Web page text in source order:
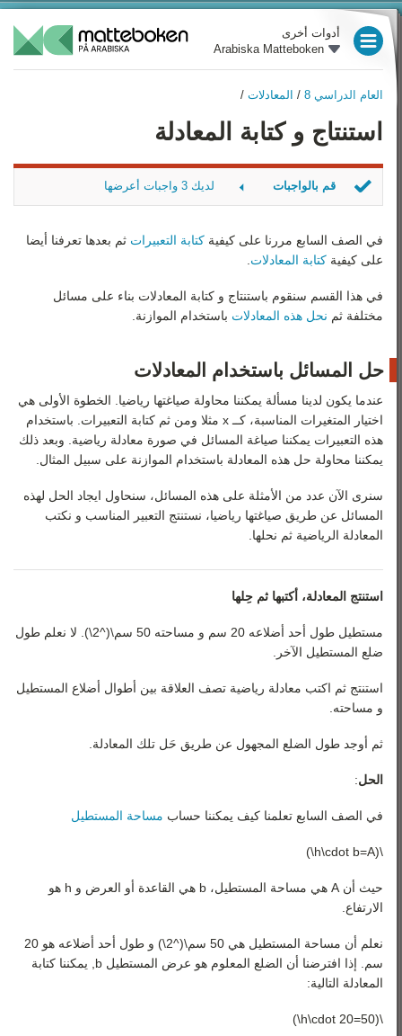
أدوات أخرى
Arabiska Matteboken
العام الدراسي 8 / المعادلات /
استنتاج و كتابة المعادلة
قم بالواجبات لديك 3 واجبات أعرضها
التعبير الصحيح
المحيط
في الصف السابع مررنا على كيفية كتابة التعبيرات ثم بعدها تعرفنا أيضا
على كيفية كتابة المعادلات.
في هذا القسم سنقوم باستنتاج و كتابة المعادلات بناء على مسائل
مختلفة ثم نحل هذه المعادلات باستخدام الموازنة.
حل المسائل باستخدام المعادلات
عندما يكون لدينا مسألة يمكننا محاولة صياغتها رياضيا. الخطوة الأولى هي
اختيار المتغيرات المناسبة، كــ x مثلا ومن ثم كتابة التعبيرات. باستخدام
هذه التعبيرات يمكننا صياغة المسائل في صورة معادلة رياضية. وبعد ذلك
يمكننا محاولة حل هذه المعادلة باستخدام الموازنة على سبيل المثال.
سنرى الآن عدد من الأمثلة على هذه المسائل، سنحاول ايجاد الحل لهذه
المسائل عن طريق صياغتها رياضيا، نستنتج التعبير المناسب و نكتب
المعادلة الرياضية ثم نحلها.
استنتج المعادلة، أكتبها ثم حِلها
مستطيل طول أحد أضلاعه 20 سم و مساحته 50 سم\(^2\). لا نعلم طول
ضلع المستطيل الآخر.
استنتج ثم اكتب معادلة رياضية تصف العلاقة بين أطوال أضلاع المستطيل
و مساحته.
ثم أوجد طول الضلع المجهول عن طريق حَل تلك المعادلة.
الحل:
في الصف السابع تعلمنا كيف يمكننا حساب مساحة المستطيل
\(h\cdot b=A\)
حيث أن A هي مساحة المستطيل، b هي القاعدة أو العرض و h هو
الارتفاع.
نعلم أن مساحة المستطيل هي 50 سم\(^2\) و طول أحد أضلاعه هو 20
سم. إذا افترضنا أن الضلع المعلوم هو عرض المستطيل b, يمكننا كتابة
المعادلة التالية:
\(h\cdot 20=50\)
العام الدراسي 4
العام الدراسي 5
العام الدراسي 6
العام الدراسي 8
العام الدراسي 8
نظرة عامة
الأعداد و العمليات الحسابية
المتغيرات و التعبيرات
الكسور
المعادلات
النسبة المئوية
العام الدراسي 9
رياضيات 1
رياضيات 2
رياضيات 3
رياضيات 4